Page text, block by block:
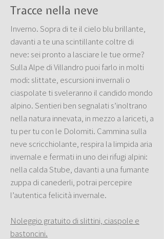
Tracce nella neve
Inverno. Sopra di te il cielo blu brillante,
davanti a te una scintillante coltre di
neve: sei pronto a lasciare le tue orme?
Sulla Alpe di Villandro puoi farlo in molti
modi: slittate, escursioni invernali o
ciaspolate ti sveleranno il candido mondo
alpino. Sentieri ben segnalati s’inoltrano
nella natura innevata, in mezzo a lariceti, a
tu per tu con le Dolomiti. Cammina sulla
neve scricchiolante, respira la limpida aria
invernale e fermati in uno dei rifugi alpini:
nella calda Stube, davanti a una fumante
zuppa di canederli, potrai percepire
l’autentica felicità invernale.
Noleggio gratuito di slittini, ciaspole e
bastoncini.